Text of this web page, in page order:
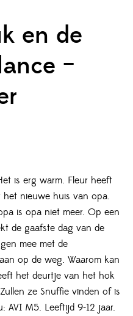
en de
–
is erg warm. Fleur heeft
nieuwe huis van opa.
is opa niet meer. Op een
de gaafste dag van de
mee met de
op de weg. Waarom kan
het deurtje van het hok
ze Snuffie vinden of is
AVI M5. Leeftijd 9-12 jaar.